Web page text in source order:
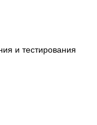
и тестирования